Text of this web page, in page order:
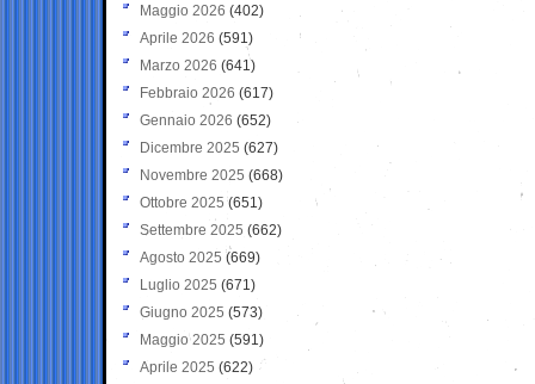
Maggio 2026 (402)
Aprile 2026 (591)
Marzo 2026 (641)
Febbraio 2026 (617)
Gennaio 2026 (652)
Dicembre 2025 (627)
Novembre 2025 (668)
Ottobre 2025 (651)
Settembre 2025 (662)
Agosto 2025 (669)
Luglio 2025 (671)
Giugno 2025 (573)
Maggio 2025 (591)
Aprile 2025 (622)